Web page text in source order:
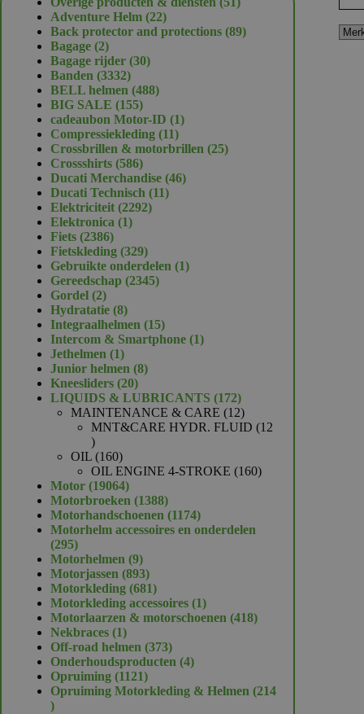
Adventure Helm 2222
producten
Back protector and protections 8989
Bagage 22
producten
Bagage rijder 3030
Banden 33323332
producten
BELL helmen 488488
BIG SALE 155155
producten
cadeaubon Motor-ID 11
Compressiekleding 1111
producten
Crossbrillen & motorbrillen 2525
Crossshirts 586586
producten
Ducati Merchandise 4646
Ducati Technisch 1111
Elektriciteit 22922292
Elektronica 11
Fiets 23862386
producten
Fietskleding 329329
producten
Gebruikte onderdelen 11
Gereedschap 23452345
Gordel 22
producten
Hydratatie 88
producten
Integraalhelmen 1515
producten
Intercom & Smartphone 11
Jethelmen 11
product
Junior helmen 88
Kneesliders 2020
producten
LIQUIDS & LUBRICANTS 172172
producten
MAINTENANCE & CARE 1212
producten
MNT&CARE HYDR. FLUID
12
12
producten
OIL 160160
producten
OIL ENGINE 4-STROKE 160160
Motor 1906419064
producten
Motorbroeken 13881388
producten
Motorhandschoenen 11741174
producten
Motorhelm accessoires en onderdelen
295295
producten
Motorhelmen 99
producten
Motorjassen 893893
producten
Motorkleding 681681
producten
Motorkleding accessoires 11
product
Motorlaarzen & motorschoenen 418418
Nekbraces 11
product
Off-road helmen 373373
producten
Onderhoudsproducten 44
Opruiming 11211121
producten
Opruiming Motorkleding & Helmen
214
214